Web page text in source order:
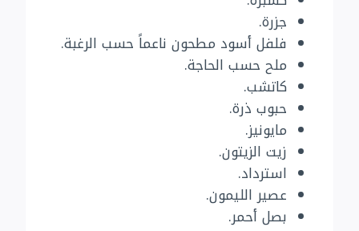
جزرة.
فلفل أسود مطحون ناعماً حسب الرغبة.
ملح حسب الحاجة.
كاتشب.
حبوب ذرة.
مايونيز.
زيت الزيتون.
استرداد.
عصير الليمون.
بصل أحمر.